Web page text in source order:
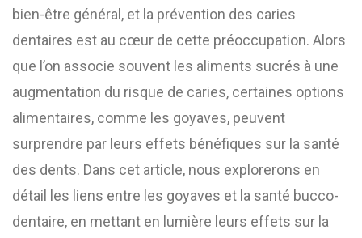
bien-être général, et la prévention des caries
dentaires est au cœur de cette préoccupation. Alors
que l’on associe souvent les aliments sucrés à une
augmentation du risque de caries, certaines options
alimentaires, comme les goyaves, peuvent
surprendre par leurs effets bénéfiques sur la santé
des dents. Dans cet article, nous explorerons en
détail les liens entre les goyaves et la santé bucco-
dentaire, en mettant en lumière leurs effets sur la